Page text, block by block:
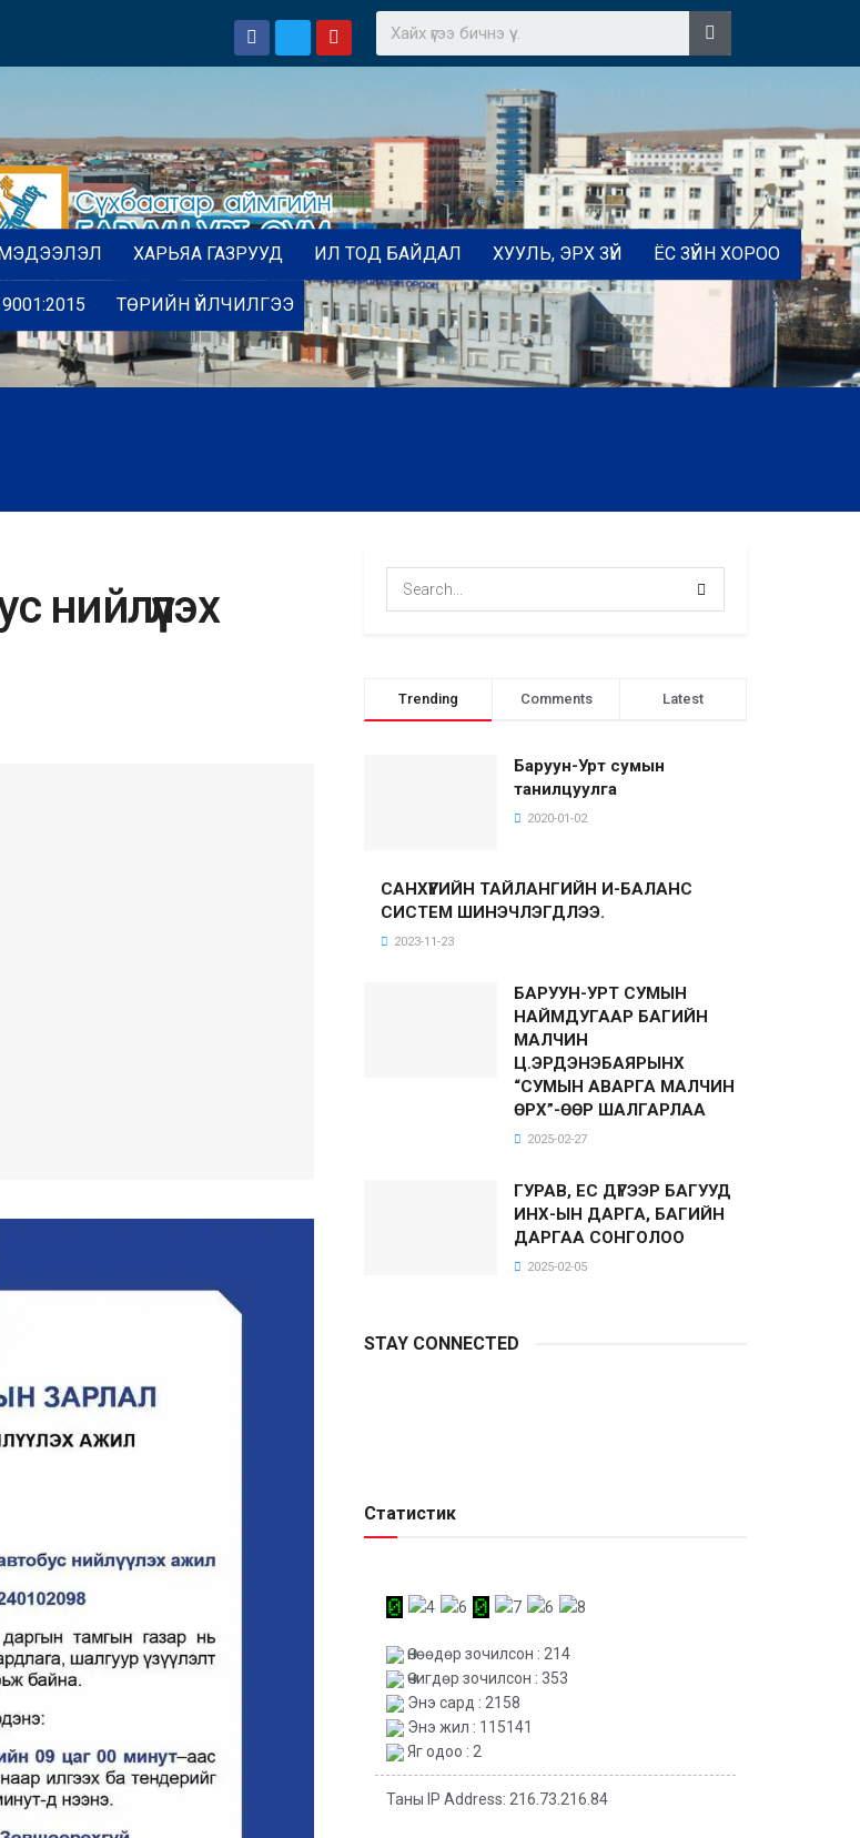
ХАРЬЯА ГАЗРУУД ИЛ ТОД БАЙДАЛ ХУУЛЬ, ЭРХ ЗҮЙ ЁС ЗҮЙН ХОРОО
9001:2015 ТӨРИЙН ҮЙЛЧИЛГЭЭ
нийлүүлэх
Trending Comments Latest
Баруун-Урт сумын
танилцуулга
2020-01-02
САНХҮҮГИЙН ТАЙЛАНГИЙН И-БАЛАНС
СИСТЕМ ШИНЭЧЛЭГДЛЭЭ.
2023-11-23
БАРУУН-УРТ СУМЫН
НАЙМДУГААР БАГИЙН
МАЛЧИН
Ц.ЭРДЭНЭБАЯРЫНХ
“СУМЫН АВАРГА МАЛЧИН
ӨРХ”-ӨӨР ШАЛГАРЛАА
2025-02-27
ГУРАВ, ЕС ДҮГЭЭР БАГУУД
ИНХ-ЫН ДАРГА, БАГИЙН
ДАРГАА СОНГОЛОО
2025-02-05
STAY CONNECTED
Статистик
Өнөөдөр зочилсон : 214
Өчигдөр зочилсон : 353
Энэ сард : 2158
Энэ жил : 115141
Яг одоо : 2
Таны IP Address: 216.73.216.84